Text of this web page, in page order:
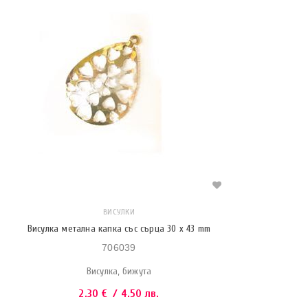
ВИСУЛКИ
Висулка метална капка със сърца 30 x 43 mm
706039
Висулка, бижута
2.30 € / 4.50 лв.